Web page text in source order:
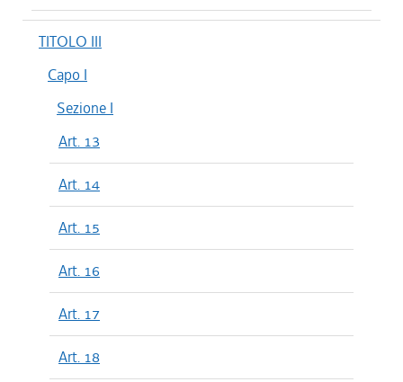
TITOLO III
Capo I
Sezione I
Art. 13
Art. 14
Art. 15
Art. 16
Art. 17
Art. 18